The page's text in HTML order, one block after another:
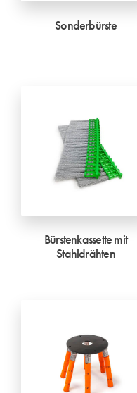
Sonderbürste
Bürstenkassette mit
Stahldrähten